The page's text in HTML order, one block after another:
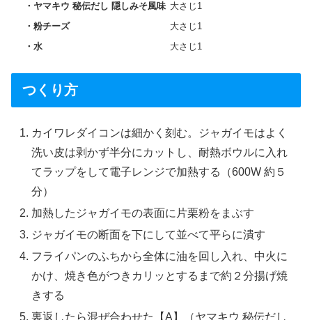
ヤマキウ 秘伝だし 隠しみそ風味 大さじ1
粉チーズ
大さじ1
水
大さじ1
つくり方
カイワレダイコンは細かく刻む。ジャガイモはよく
洗い皮は剥かず半分にカットし、耐熱ボウルに入れ
てラップをして電子レンジで加熱する（600W 約５
分）
加熱したジャガイモの表面に片栗粉をまぶす
ジャガイモの断面を下にして並べて平らに潰す
フライパンのふちから全体に油を回し入れ、中火に
かけ、焼き色がつきカリッとするまで約２分揚げ焼
きする
裏返したら混ぜ合わせた【A】（ヤマキウ 秘伝だし